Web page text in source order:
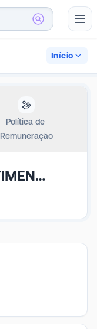
Início
Política de
Remuneração
FUNDO DE INVESTIMENTO IMOBILIÁRIO RIZA MALLS RPPS - RESPONSABILIDADE LIMITADA